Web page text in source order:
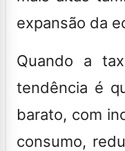
expansão da
Quando a
tendência é
barato, com
consumo,